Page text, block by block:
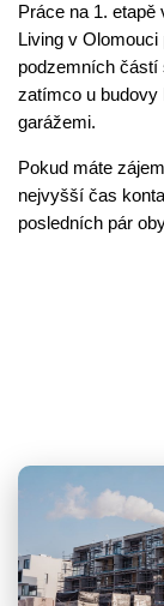
Práce na 1.
Living v
podzemních částí
zatímco u budovy
garážemi.
Pokud máte
nejvyšší čas
posledních pár